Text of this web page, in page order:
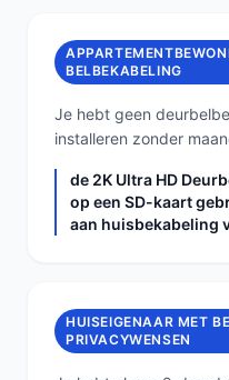
BELBEKABELING
Je hebt geen
installeren zonder
de 2K Ultra HD
op een SD-kaart
aan huisbekabeling
HUISEIGENAAR MET
PRIVACYWENSEN